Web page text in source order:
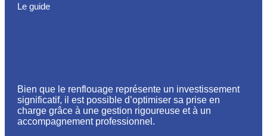
Le guide
Bien que le renflouage représente un investissement
significatif, il est possible d’optimiser sa prise en
charge grâce à une gestion rigoureuse et à un
accompagnement professionnel.